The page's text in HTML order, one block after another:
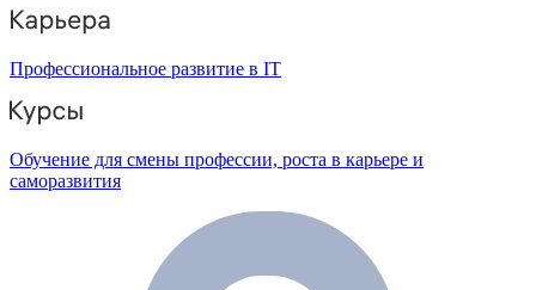
Профессиональное развитие в IT
Обучение для смены профессии, роста в карьере и
саморазвития